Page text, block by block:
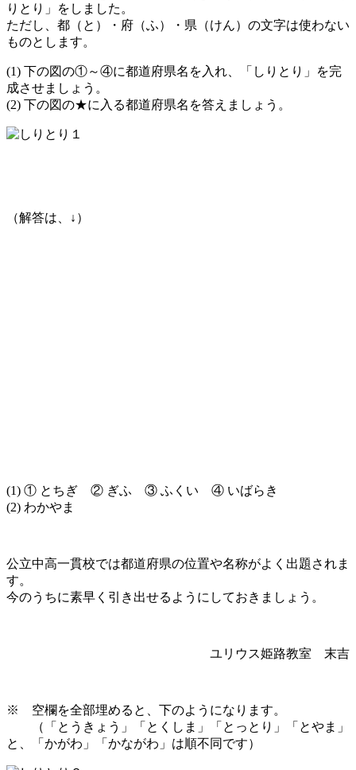
りとり」をしました。
ただし、都（と）・府（ふ）・県（けん）の文字は使わない
ものとします。
(1) 下の図の①～④に都道府県名を入れ、「しりとり」を完
成させましょう。
(2) 下の図の★に入る都道府県名を答えましょう。
（解答は、↓）
(1) ① とちぎ ② ぎふ ③ ふくい ④ いばらき
(2) わかやま
公立中高一貫校では都道府県の位置や名称がよく出題されま
す。
今のうちに素早く引き出せるようにしておきましょう。
ユリウス姫路教室 末吉
※ 空欄を全部埋めると、下のようになります。
（「とうきょう」「とくしま」「とっとり」「とやま」
と、「かがわ」「かながわ」は順不同です）